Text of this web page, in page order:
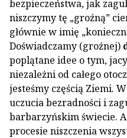
bezpieczeństwa, jak
niszczymy tę „groźną”
głównie w imię
Doświadczamy (groźnej)
poplątane idee o tym,
niezależni od całego
jesteśmy częścią Ziemi.
uczucia bezradności i
barbarzyńskim świecie.
procesie niszczenia